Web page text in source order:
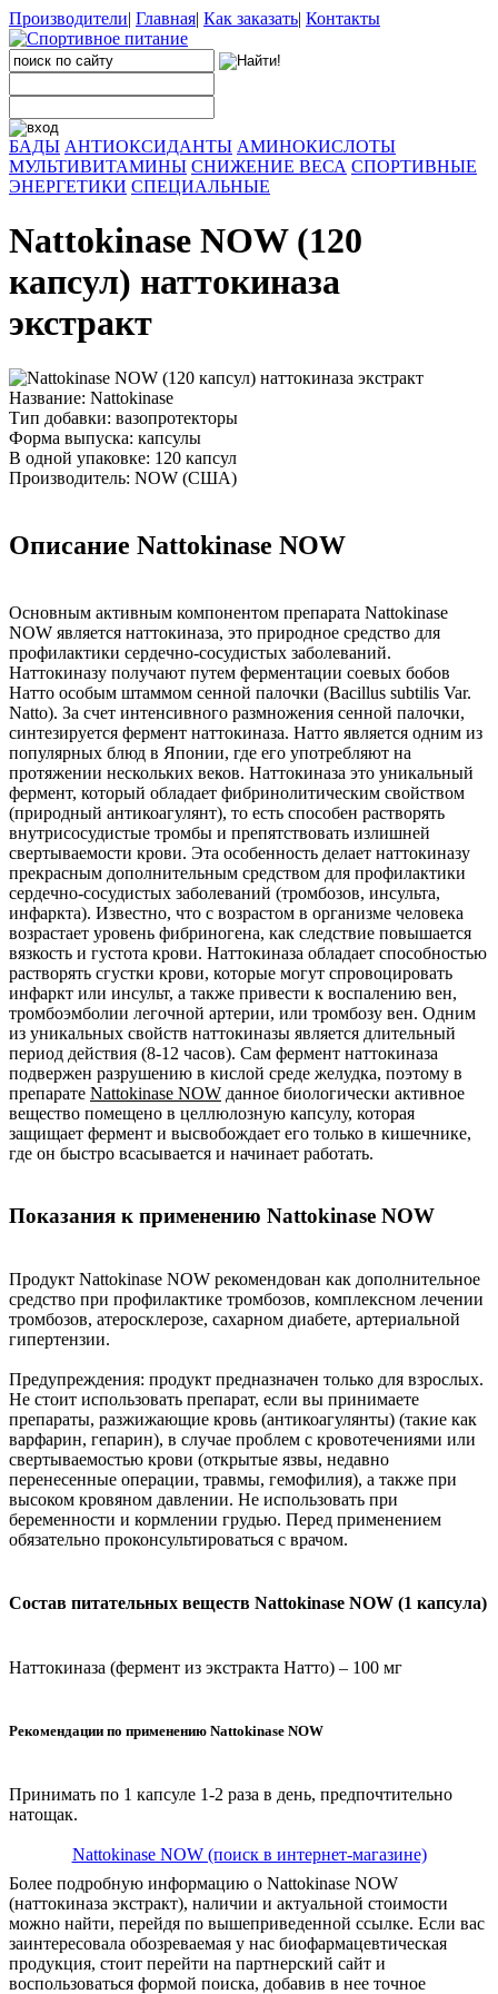
Производители| Главная| Как заказать| Контакты
БАДЫ АНТИОКСИДАНТЫ АМИНОКИСЛОТЫ
МУЛЬТИВИТАМИНЫ СНИЖЕНИЕ ВЕСА СПОРТИВНЫЕ
ЭНЕРГЕТИКИ СПЕЦИАЛЬНЫЕ
Nattokinase NOW (120
капсул) наттокиназа
экстракт
Название: Nattokinase
Тип добавки: вазопротекторы
Форма выпуска: капсулы
В одной упаковке: 120 капсул
Производитель: NOW (США)
Описание Nattokinase NOW
Основным активным компонентом препарата Nattokinase
NOW является наттокиназа, это природное средство для
профилактики сердечно-сосудистых заболеваний.
Наттокиназу получают путем ферментации соевых бобов
Натто особым штаммом сенной палочки (Bacillus subtilis Var.
Natto). За счет интенсивного размножения сенной палочки,
синтезируется фермент наттокиназа. Натто является одним из
популярных блюд в Японии, где его употребляют на
протяжении нескольких веков. Наттокиназа это уникальный
фермент, который обладает фибринолитическим свойством
(природный антикоагулянт), то есть способен растворять
внутрисосудистые тромбы и препятствовать излишней
свертываемости крови. Эта особенность делает наттокиназу
прекрасным дополнительным средством для профилактики
сердечно-сосудистых заболеваний (тромбозов, инсульта,
инфаркта). Известно, что с возрастом в организме человека
возрастает уровень фибриногена, как следствие повышается
вязкость и густота крови. Наттокиназа обладает способностью
растворять сгустки крови, которые могут спровоцировать
инфаркт или инсульт, а также привести к воспалению вен,
тромбоэмболии легочной артерии, или тромбозу вен. Одним
из уникальных свойств наттокиназы является длительный
период действия (8-12 часов). Сам фермент наттокиназа
подвержен разрушению в кислой среде желудка, поэтому в
препарате Nattokinase NOW данное биологически активное
вещество помещено в целлюлозную капсулу, которая
защищает фермент и высвобождает его только в кишечнике,
где он быстро всасывается и начинает работать.
Показания к применению Nattokinase NOW
Продукт Nattokinase NOW рекомендован как дополнительное
средство при профилактике тромбозов, комплексном лечении
тромбозов, атеросклерозе, сахарном диабете, артериальной
гипертензии.
Предупреждения: продукт предназначен только для взрослых.
Не стоит использовать препарат, если вы принимаете
препараты, разжижающие кровь (антикоагулянты) (такие как
варфарин, гепарин), в случае проблем с кровотечениями или
свертываемостью крови (открытые язвы, недавно
перенесенные операции, травмы, гемофилия), а также при
высоком кровяном давлении. Не использовать при
беременности и кормлении грудью. Перед применением
обязательно проконсультироваться с врачом.
Состав питательных веществ Nattokinase NOW (1 капсула)
Наттокиназа (фермент из экстракта Натто) – 100 мг
Рекомендации по применению Nattokinase NOW
Принимать по 1 капсуле 1-2 раза в день, предпочтительно
натощак.
Nattokinase NOW (поиск в интернет-магазине)
Более подробную информацию о Nattokinase NOW
(наттокиназа экстракт), наличии и актуальной стоимости
можно найти, перейдя по вышеприведенной ссылке. Если вас
заинтересовала обозреваемая у нас биофармацевтическая
продукция, стоит перейти на партнерский сайт и
воспользоваться формой поиска, добавив в нее точное